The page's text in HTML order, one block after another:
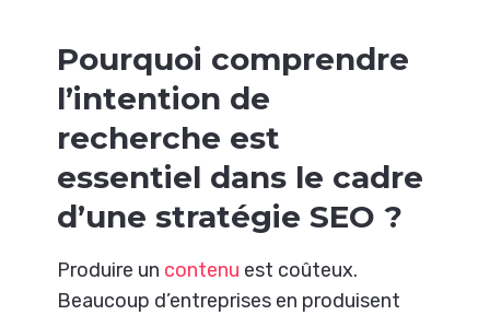
Pourquoi comprendre
l’intention de
recherche est
essentiel dans le cadre
d’une stratégie SEO ?
Produire un contenu est coûteux.
Beaucoup d’entreprises en produisent